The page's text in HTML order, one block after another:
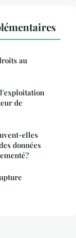
au
de
elles
données